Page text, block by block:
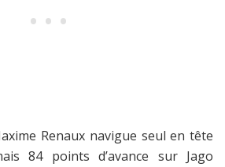
Renaux navigue seul en tête
84 points d’avance sur Jago